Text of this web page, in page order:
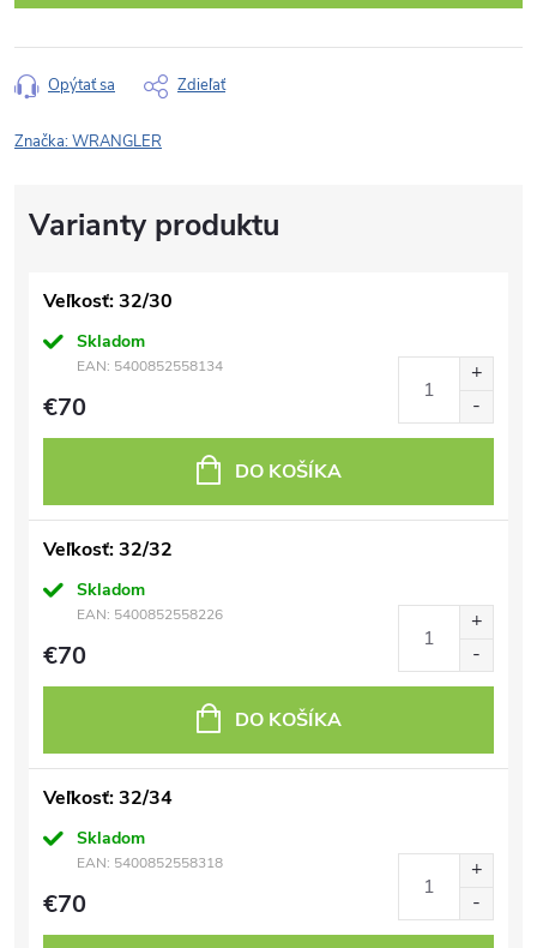
Opýtať sa Zdieľať
Značka:WRANGLER
Veľkosť: 32/30
Skladom
EAN: 5400852558134
€70
DO KOŠÍKA
Veľkosť: 32/32
Skladom
EAN: 5400852558226
€70
DO KOŠÍKA
Veľkosť: 32/34
Skladom
EAN: 5400852558318
€70